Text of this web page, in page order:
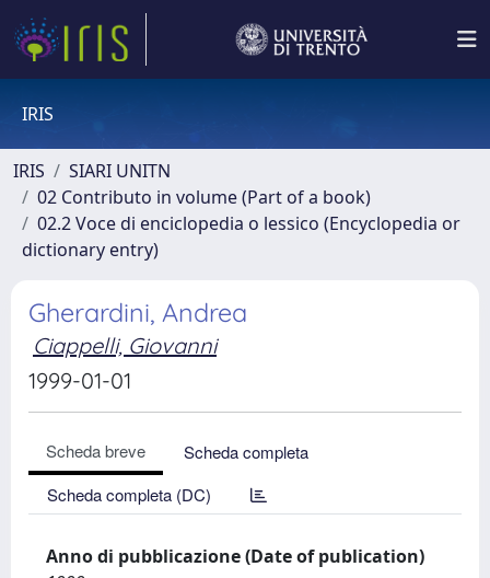
IRIS
IRIS
SIARI UNITN
02 Contributo in volume (Part of a book)
02.2 Voce di enciclopedia o lessico (Encyclopedia or
dictionary entry)
Gherardini, Andrea
Ciappelli, Giovanni
1999-01-01
Scheda breve
Scheda completa
Scheda completa (DC)
Anno di pubblicazione (Date of publication)